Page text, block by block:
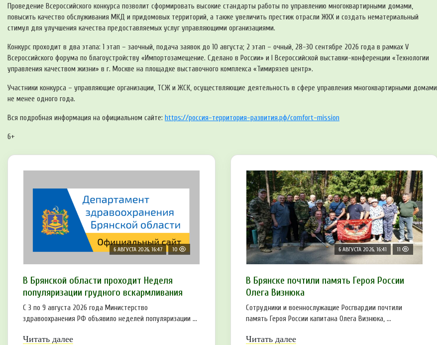
Проведение Всероссийского конкурса позволит сформировать высокие стандарты работы по управлению многоквартирными домами,
повысить качество обслуживания МКД и придомовых территорий, а также увеличить престиж отрасли ЖКХ и создать нематериальный
стимул для улучшения качества предоставляемых услуг управляющими организациями.
Конкурс проходит в два этапа: 1 этап – заочный, подача заявок до 10 августа; 2 этап – очный, 28-30 сентябре 2026 года в рамках V
Всероссийского форума по благоустройству «Импортозамещение. Сделано в России» и I Всероссийской выставки-конференции «Технологии
управления качеством жизни» в г. Москве на площадке выставочного комплекса «Тимирязев центр».
Участники конкурса – управляющие организации, ТСЖ и ЖСК, осуществляющие деятельность в сфере управления многоквартирными домами
не менее одного года.
Вся подробная информация на официальном сайте: https://россия-территория-развития.рф/comfort-mission
6+
6 АВГУСТА 2026, 16:47 10
В Брянской области проходит Неделя
популяризации грудного вскармливания
С 3 по 9 августа 2026 года Министерство
здравоохранения РФ объявило неделей популяризации ...
Читать далее
6 АВГУСТА 2026, 16:41 11
В Брянске почтили память Героя России
Олега Визнюка
Сотрудники и военнослужащие Росгвардии почтили
память Героя России капитана Олега Визнюка, ...
Читать далее